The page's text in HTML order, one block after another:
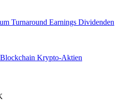
Turnaround Earnings Dividenden
Blockchain Krypto-Aktien